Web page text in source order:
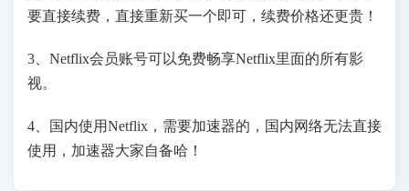
要直接续费，直接重新买一个即可，续费价格还更贵！
3、Netflix会员账号可以免费畅享Netflix里面的所有影
视。
4、国内使用Netflix，需要加速器的，国内网络无法直接
使用，加速器大家自备哈！